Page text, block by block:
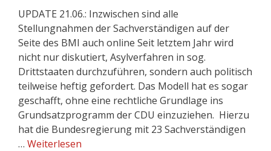
UPDATE 21.06.: Inzwischen sind alle
Stellungnahmen der Sachverständigen auf der
Seite des BMI auch online Seit letztem Jahr wird
nicht nur diskutiert, Asylverfahren in sog.
Drittstaaten durchzuführen, sondern auch politisch
teilweise heftig gefordert. Das Modell hat es sogar
geschafft, ohne eine rechtliche Grundlage ins
Grundsatzprogramm der CDU einzuziehen. Hierzu
hat die Bundesregierung mit 23 Sachverständigen
… Weiterlesen